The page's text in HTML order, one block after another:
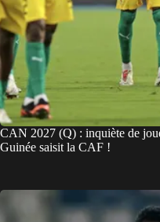
CAN 2027 (Q) : inquiète de
Guinée saisit la CAF !